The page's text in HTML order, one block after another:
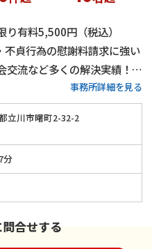
有料5,500円（税込）
貞行為の慰謝料請求に強い
流など多くの解決実績！よ
たします◎≪事前予約で夜
事務所詳細を見る
立川市曙町2-32-2
分
合せする